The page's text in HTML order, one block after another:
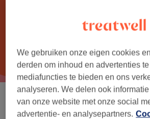
Sorteer op Voorzieningen
We gebruiken onze eigen cookies
derden om inhoud en advertenties
mediafuncties te bieden en ons
analyseren. We delen ook
van onze website met onze social
advertentie- en analysepartners.